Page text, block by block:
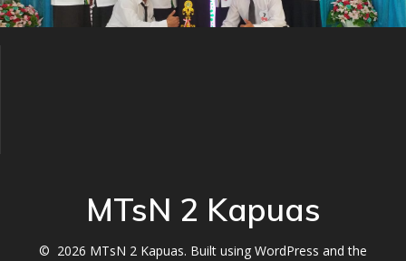
MTsN 2 Kapuas
© 2026 MTsN 2 Kapuas. Built using WordPress and the